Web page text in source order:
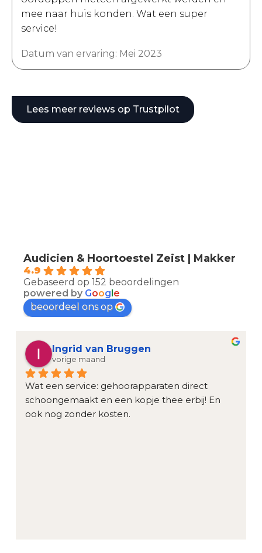
mee naar huis konden. Wat een super
service!
Datum van ervaring: Mei 2023
Lees meer reviews op Trustpilot
Audicien & Hoortoestel Zeist | Makker
4.9
Gebaseerd op 152 beoordelingen
powered by Google
beoordeel ons op
Ingrid van Bruggen
vorige maand
Wat een service: gehoorapparaten direct
schoongemaakt en een kopje thee erbij! En
ook nog zonder kosten.